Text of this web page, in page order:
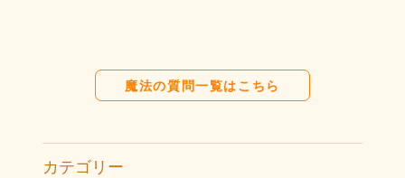
魔法の質問一覧はこちら
カテゴリー